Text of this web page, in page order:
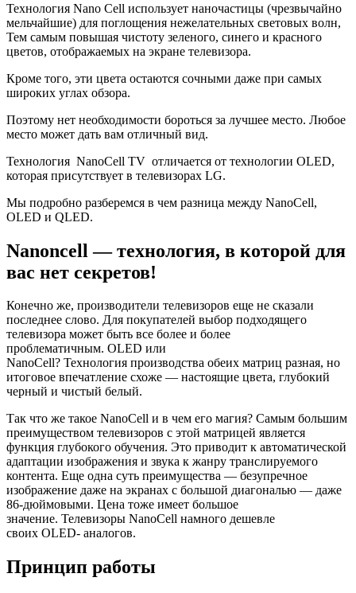
Технология Nano Cell использует наночастицы (чрезвычайно
мельчайшие) для поглощения нежелательных световых волн,
Тем самым повышая чистоту зеленого, синего и красного
цветов, отображаемых на экране телевизора.
Кроме того, эти цвета остаются сочными даже при самых
широких углах обзора.
Поэтому нет необходимости бороться за лучшее место. Любое
место может дать вам отличный вид.
Технология NanoCell TV отличается от технологии OLED,
которая присутствует в телевизорах LG.
Мы подробно разберемся в чем разница между NanoCell,
OLED и QLED.
Nanoncell — технология, в которой для
вас нет секретов!
Конечно же, производители телевизоров еще не сказали
последнее слово. Для покупателей выбор подходящего
телевизора может быть все более и более
проблематичным. OLED или
NanoCell? Технология производства обеих матриц разная, но
итоговое впечатление схоже — настоящие цвета, глубокий
черный и чистый белый.
Так что же такое NanoCell и в чем его магия? Самым большим
преимуществом телевизоров с этой матрицей является
функция глубокого обучения. Это приводит к автоматической
адаптации изображения и звука к жанру транслируемого
контента. Еще одна суть преимущества — безупречное
изображение даже на экранах с большой диагональю — даже
86-дюймовыми. Цена тоже имеет большое
значение. Телевизоры NanoCell намного дешевле
своих OLED- аналогов.
Принцип работы